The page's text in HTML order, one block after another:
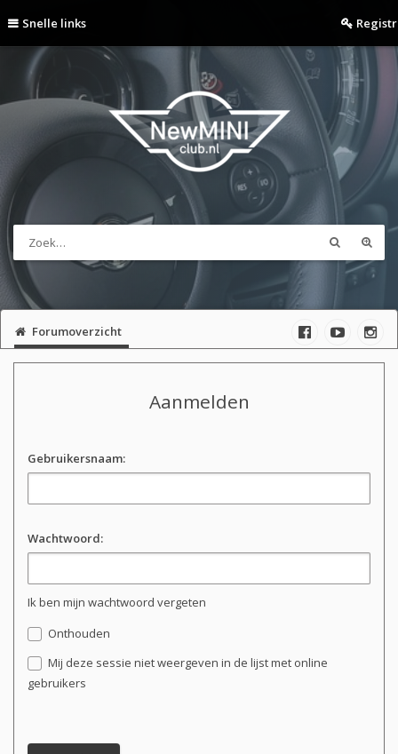
Snelle links
Forumoverzicht
Aanmelden
Gebruikersnaam:
Wachtwoord:
Ik ben mijn wachtwoord vergeten
Onthouden
Mij deze sessie niet weergeven in de lijst met online
gebruikers